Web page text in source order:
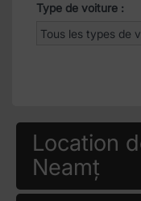
Type de voiture :
Location
Neamț